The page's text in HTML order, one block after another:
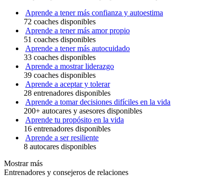
Aprende a tener más confianza y autoestima
72 coaches disponibles
Aprende a tener más amor propio
51 coaches disponibles
Aprende a tener más autocuidado
33 coaches disponibles
Aprende a mostrar liderazgo
39 coaches disponibles
Aprende a aceptar y tolerar
28 entrenadores disponibles
Aprende a tomar decisiones difíciles en la vida
200+ autocares y asesores disponibles
Aprende tu propósito en la vida
16 entrenadores disponibles
Aprende a ser resiliente
8 autocares disponibles
Mostrar más
Entrenadores y consejeros de relaciones